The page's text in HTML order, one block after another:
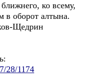
ко всему,
в оборот алтына.
Щедрин
28/1174